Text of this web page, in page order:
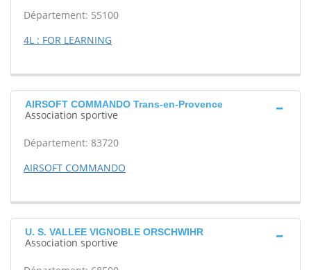
Département: 55100
4L : FOR LEARNING
AIRSOFT COMMANDO Trans-en-Provence
Association sportive
Département: 83720
AIRSOFT COMMANDO
U. S. VALLEE VIGNOBLE ORSCHWIHR
Association sportive